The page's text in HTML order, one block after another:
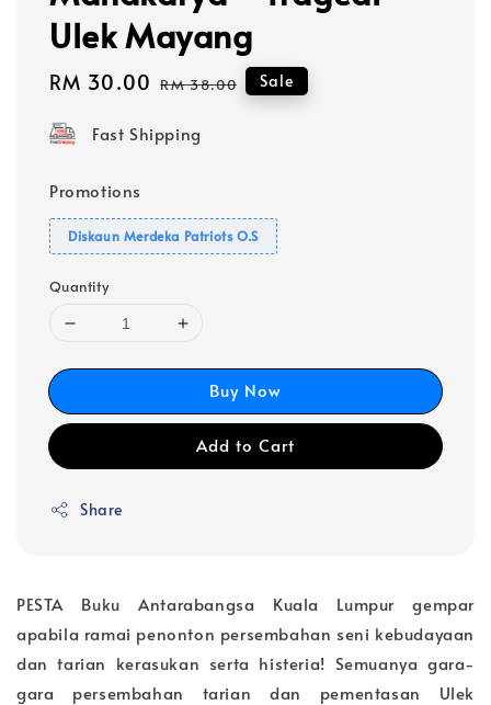
Ulek Mayang
Sale
RM 30.00 Regular
RM 38.00 Sale
Fast Shipping
Promotions
Diskaun Merdeka Patriots O.S
Quantity
Buy Now
Add to Cart
Share
PESTA Buku Antarabangsa Kuala Lumpur gempar
apabila ramai penonton persembahan seni kebudayaan
dan tarian kerasukan serta histeria! Semuanya gara-
gara persembahan tarian dan pementasan Ulek